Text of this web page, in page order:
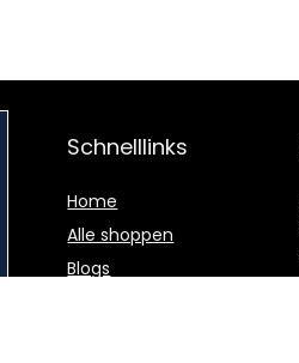
Schnelllinks
Home
Alle shoppen
Blogs